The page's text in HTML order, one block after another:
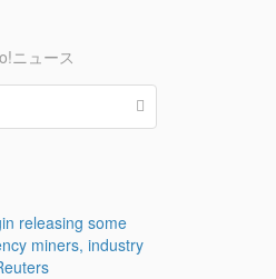
ニュース
releasing some
miners, industry